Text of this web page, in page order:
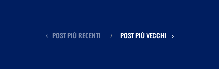
POST PIÙ RECENTI POST PIÙ VECCHI